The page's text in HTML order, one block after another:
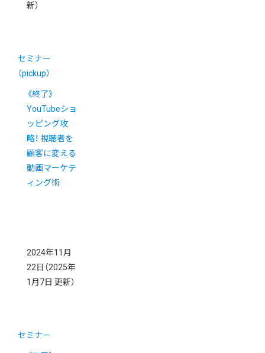
新）
セミナー
（pickup）
《終了》
YouTubeショ
ッピング攻
略！ 視聴者を
顧客に変える
動画マーケテ
ィング術
2024年11月
22日 （2025年
1月7日 更新）
セミナー